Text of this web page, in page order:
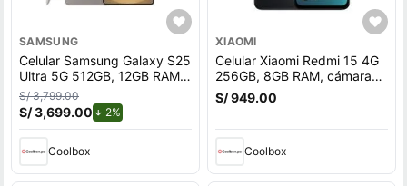
SAMSUNG
Celular Samsung Galaxy S25
Ultra 5G 512GB, 12GB RAM,
cámara trasera 200MP y
frontal 12MP, pantalla 6.9"",
titanium gray
S/ 3,799.00
S/ 3,699.00 2%
Coolbox
XIAOMI
Celular Xiaomi Redmi 15 4G
256GB, 8GB RAM, cámara
trasera 50 MP y frontal 8MP,
6.9"", negro
S/ 949.00
Coolbox